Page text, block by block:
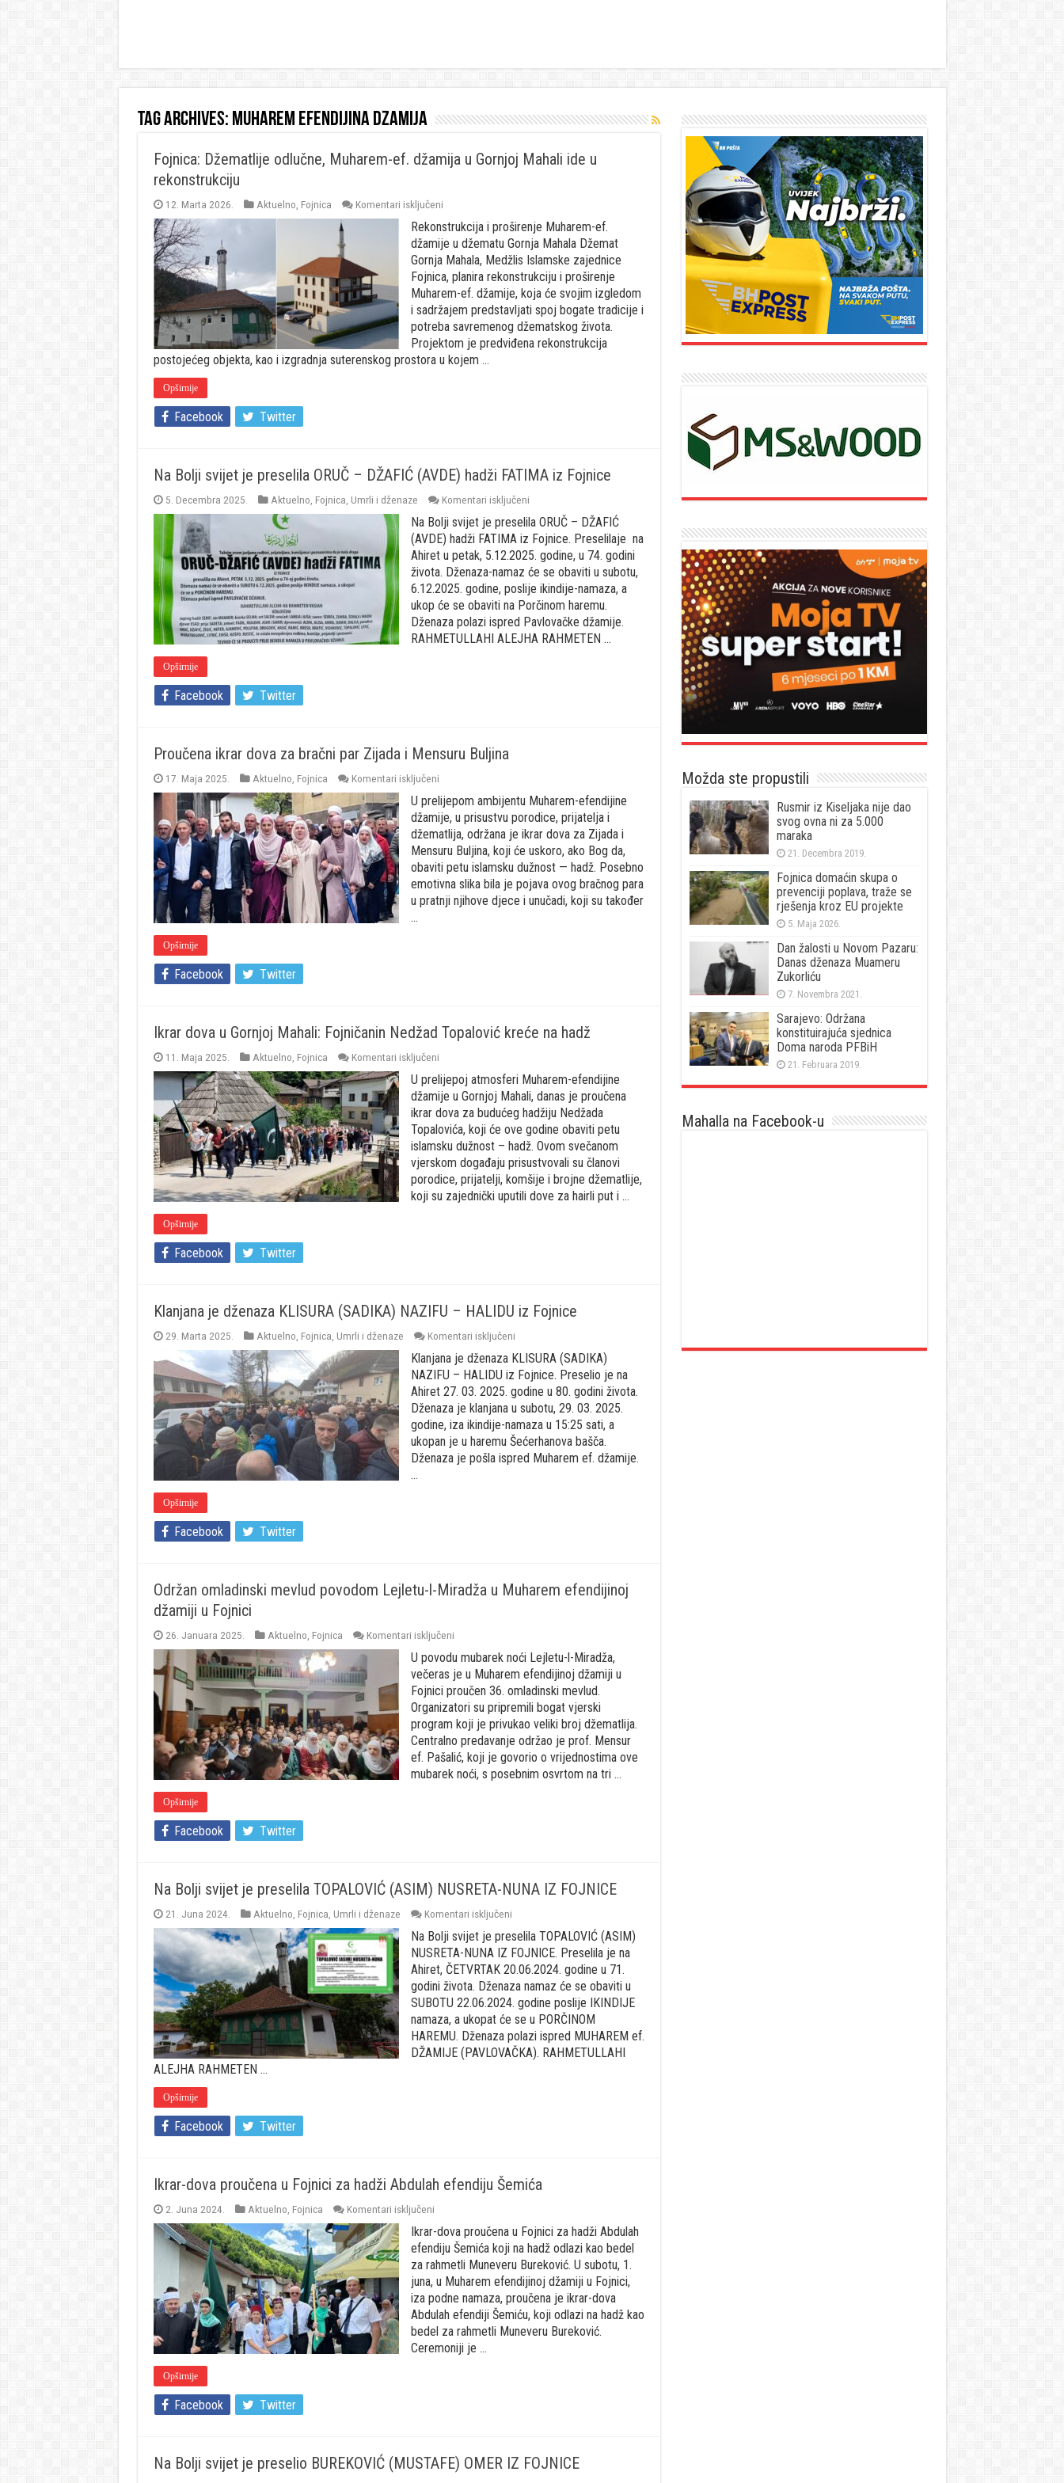
Tag Archives: muharem efendijina dzamija
Fojnica: Džematlije odlučne, Muharem-ef. džamija u Gornjoj Mahali ide u
rekonstrukciju
12. Marta 2026. Aktuelno Fojnica Komentari isključeniza
Džematlije
odlučne,
Muharem-
ef.
džamija
u
Gornjoj
Mahali
ide
u
rekonstrukciju
Rekonstrukcija i proširenje Muharem-ef.
džamije u džematu Gornja Mahala Džemat
Gornja Mahala, Medžlis Islamske zajednice
Fojnica, planira rekonstrukciju i proširenje
Muharem-ef. džamije, koja će svojim izgledom
i sadržajem predstavljati spoj bogate tradicije i
potreba savremenog džematskog života.
Projektom je predviđena rekonstrukcija
postojećeg objekta, kao i izgradnja suterenskog prostora u kojem …
Opširnije
Facebook Twitter
Na Bolji svijet je preselila ORUČ – DŽAFIĆ (AVDE) hadži FATIMA iz Fojnice
5. Decembra 2025. Aktuelno Fojnica Umrli i dženaze Komentari isključeniza
Bolji
svijet
je
preselila
ORUČ
–
DŽAFIĆ
(AVDE)
hadži
FATIMA
Na Bolji svijet je preselila ORUČ – DŽAFIĆ
(AVDE) hadži FATIMA iz Fojnice. Preselilaje na
Ahiret u petak, 5.12.2025. godine, u 74. godini
života. Dženaza-namaz će se obaviti u subotu,
6.12.2025. godine, poslije ikindije-namaza, a
ukop će se obaviti na Porčinom haremu.
Dženaza polazi ispred Pavlovačke džamije.
RAHMETULLAHI ALEJHA RAHMETEN …
Opširnije
Facebook Twitter
Proučena ikrar dova za bračni par Zijada i Mensuru Buljina
17. Maja 2025. Aktuelno Fojnica Komentari isključeniza
ikrar
dova
za
bračni
par
Zijada
i
Mensuru
Buljina
U prelijepom ambijentu Muharem-efendijine
džamije, u prisustvu porodice, prijatelja i
džematlija, održana je ikrar dova za Zijada i
Mensuru Buljina, koji će uskoro, ako Bog da,
obaviti petu islamsku dužnost — hadž. Posebno
emotivna slika bila je pojava ovog bračnog para
u pratnji njihove djece i unučadi, koji su također
…
Opširnije
Facebook Twitter
Ikrar dova u Gornjoj Mahali: Fojničanin Nedžad Topalović kreće na hadž
11. Maja 2025. Aktuelno Fojnica Komentari isključeniza
dova
u
Gornjoj
Mahali:
Fojničanin
Nedžad
Topalović
kreće
na
hadž
U prelijepoj atmosferi Muharem-efendijine
džamije u Gornjoj Mahali, danas je proučena
ikrar dova za budućeg hadžiju Nedžada
Topalovića, koji će ove godine obaviti petu
islamsku dužnost – hadž. Ovom svečanom
vjerskom događaju prisustvovali su članovi
porodice, prijatelji, komšije i brojne džematlije,
koji su zajednički uputili dove za hairli put i …
Opširnije
Facebook Twitter
Klanjana je dženaza KLISURA (SADIKA) NAZIFU – HALIDU iz Fojnice
29. Marta 2025. Aktuelno Fojnica Umrli i dženaze Komentari isključeniza
je
dženaza
KLISURA
(SADIKA)
NAZIFU
–
HALIDU
iz
Fojnice
Klanjana je dženaza KLISURA (SADIKA)
NAZIFU – HALIDU iz Fojnice. Preselio je na
Ahiret 27. 03. 2025. godine u 80. godini života.
Dženaza je klanjana u subotu, 29. 03. 2025.
godine, iza ikindije-namaza u 15:25 sati, a
ukopan je u haremu Šećerhanova bašča.
Dženaza je pošla ispred Muharem ef. džamije.
…
Opširnije
Facebook Twitter
Održan omladinski mevlud povodom Lejletu-l-Miradža u Muharem efendijinoj
džamiji u Fojnici
26. Januara 2025. Aktuelno Fojnica Komentari isključeniza
omladinski
mevlud
povodom
Lejletu-
l-
Miradža
u
Muharem
efendijinoj
džamiji
U povodu mubarek noći Lejletu-l-Miradža,
večeras je u Muharem efendijinoj džamiji u
Fojnici proučen 36. omladinski mevlud.
Organizatori su pripremili bogat vjerski
program koji je privukao veliki broj džematlija.
Centralno predavanje održao je prof. Mensur
ef. Pašalić, koji je govorio o vrijednostima ove
mubarek noći, s posebnim osvrtom na tri …
Opširnije
Facebook Twitter
Na Bolji svijet je preselila TOPALOVIĆ (ASIM) NUSRETA-NUNA IZ FOJNICE
21. Juna 2024. Aktuelno Fojnica Umrli i dženaze Komentari isključeniza
Bolji
svijet
je
preselila
TOPALOVIĆ
(ASIM)
NUSRETA-
NUNA
IZ
FOJNICE
Na Bolji svijet je preselila TOPALOVIĆ (ASIM)
NUSRETA-NUNA IZ FOJNICE. Preselila je na
Ahiret, ČETVRTAK 20.06.2024. godine u 71.
godini života. Dženaza namaz će se obaviti u
SUBOTU 22.06.2024. godine poslije IKINDIJE
namaza, a ukopat će se u PORČINOM
HAREMU. Dženaza polazi ispred MUHAREM ef.
DŽAMIJE (PAVLOVAČKA). RAHMETULLAHI
ALEJHA RAHMETEN …
Opširnije
Facebook Twitter
Ikrar-dova proučena u Fojnici za hadži Abdulah efendiju Šemića
2. Juna 2024. Aktuelno Fojnica Komentari isključeniza
dova
proučena
u
Fojnici
za
hadži
Abdulah
efendiju
Šemića
Ikrar-dova proučena u Fojnici za hadži Abdulah
efendiju Šemića koji na hadž odlazi kao bedel
za rahmetli Muneveru Bureković. U subotu, 1.
juna, u Muharem efendijinoj džamiji u Fojnici,
iza podne namaza, proučena je ikrar-dova
Abdulah efendiji Šemiću, koji odlazi na hadž kao
bedel za rahmetli Muneveru Bureković.
Ceremoniji je …
Opširnije
Facebook Twitter
Na Bolji svijet je preselio BUREKOVIĆ (MUSTAFE) OMER IZ FOJNICE
Možda ste propustili
Rusmir iz Kiseljaka nije dao
svog ovna ni za 5.000
maraka
21. Decembra 2019.
Fojnica domaćin skupa o
prevenciji poplava, traže se
rješenja kroz EU projekte
5. Maja 2026.
Dan žalosti u Novom Pazaru:
Danas dženaza Muameru
Zukorliću
7. Novembra 2021.
Sarajevo: Održana
konstituirajuća sjednica
Doma naroda PFBiH
21. Februara 2019.
Mahalla na Facebook-u